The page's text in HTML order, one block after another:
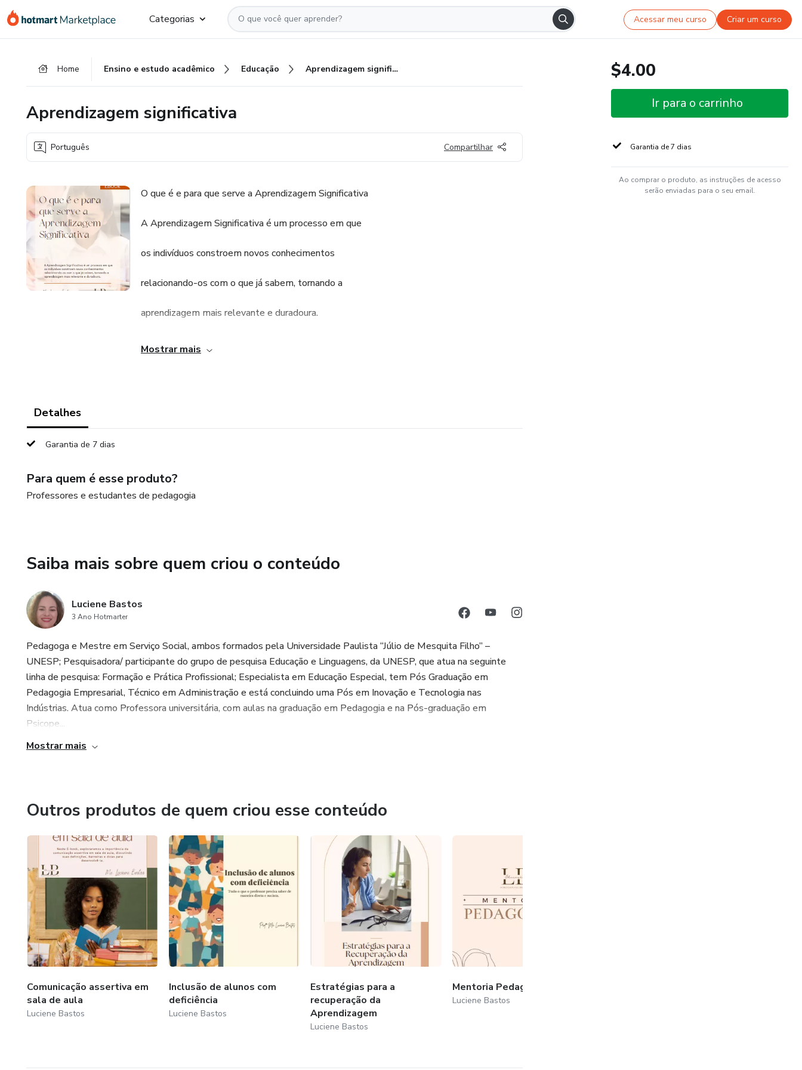
para
para
para
Categorias Acessar meu curso Criar um curso
Home Ensino e estudo acadêmico Educação Aprendizagem significativa
Aprendizagem significativa
Português Compartilhar
O que é e para que serve a Aprendizagem Significativa
A Aprendizagem Significativa é um processo em que
os indivíduos constroem novos conhecimentos
relacionando-os com o que já sabem, tornando a
aprendizagem mais relevante e duradoura.
Mostrar mais
Detalhes
Garantia de 7 dias
Para quem é esse produto?
Professores e estudantes de pedagogia
Saiba mais sobre quem criou o conteúdo
Luciene Bastos
3 Ano Hotmarter
Pedagoga e Mestre em Serviço Social, ambos formados pela Universidade Paulista “Júlio de Mesquita Filho” –
UNESP; Pesquisadora/ participante do grupo de pesquisa Educação e Linguagens, da UNESP, que atua na seguinte
linha de pesquisa: Formação e Prática Profissional; Especialista em Educação Especial, tem Pós Graduação em
Pedagogia Empresarial, Técnico em Administração e está concluindo uma Pós em Inovação e Tecnologia nas
Indústrias. Atua como Professora universitária, com aulas na graduação em Pedagogia e na Pós-graduação em
Psicope...
Mostrar mais
Outros produtos de quem criou esse conteúdo
Comunicação assertiva em
sala de aula
Luciene Bastos
Inclusão de alunos com
deficiência
Luciene Bastos
Estratégias para a
recuperação da
Aprendizagem
Luciene Bastos
Mentoria Pedagógica
Luciene Bastos
$4.00
Ir para o carrinho
Garantia de 7 dias
Ao comprar o produto, as instruções de acesso
serão enviadas para o seu email.